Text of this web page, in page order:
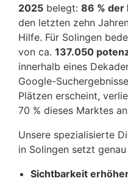
2025 belegt: 86 % der
den letzten zehn
Hilfe. Für Solingen
von ca. 137.050
innerhalb eines
Google-
Plätzen erscheint,
70 % dieses Marktes
Unsere spezialisierte
in Solingen setzt genau
Sichtbarkeit